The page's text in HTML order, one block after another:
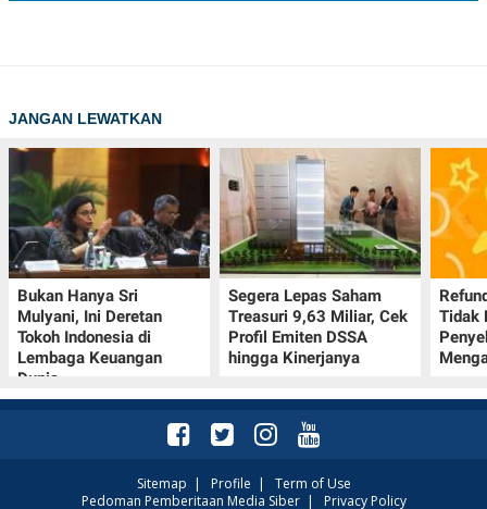
JANGAN LEWATKAN
Bukan Hanya Sri
Mulyani, Ini Deretan
Tokoh Indonesia di
Lembaga Keuangan
Dunia
Segera Lepas Saham
Treasuri 9,63 Miliar, Cek
Profil Emiten DSSA
hingga Kinerjanya
Tidak
Sitemap | Profile | Term of Use
Pedoman Pemberitaan Media Siber| Privacy Policy